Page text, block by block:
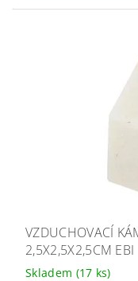
VZDUCHOVACÍ
2,5X2,5X2,5CM EBI
Skladem (17 ks)